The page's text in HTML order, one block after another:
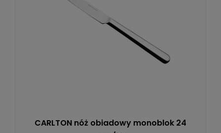
CARLTON nóż obiadowy monoblok 24